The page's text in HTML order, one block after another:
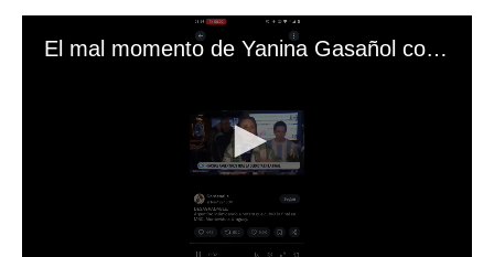
El mal momento de Yanina Gasañol con un hincha argentino en "Subrayado"